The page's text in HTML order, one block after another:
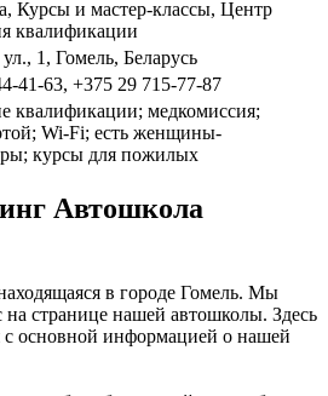
Курсы и мастер-классы, Центр
квалификации
1, Гомель, Беларусь
41-63, +375 29 715-77-87
квалификации; медкомиссия;
Wi-Fi; есть женщины-
курсы для пожилых
Автошкола
в городе Гомель. Мы
на странице нашей автошколы. Здесь
с основной информацией о нашей